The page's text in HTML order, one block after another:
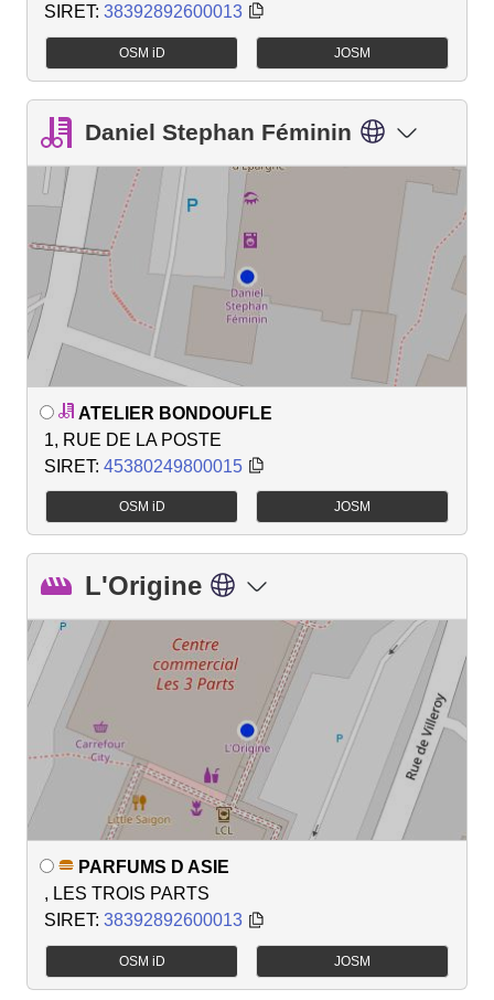
SIRET: 38392892600013
OSM iD JOSM
Daniel Stephan Féminin
ATELIER BONDOUFLE
1, RUE DE LA POSTE
SIRET: 45380249800015
OSM iD JOSM
L'Origine
PARFUMS D ASIE
, LES TROIS PARTS
SIRET: 38392892600013
OSM iD JOSM